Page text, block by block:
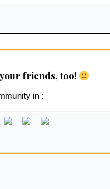
friends, too!
in :